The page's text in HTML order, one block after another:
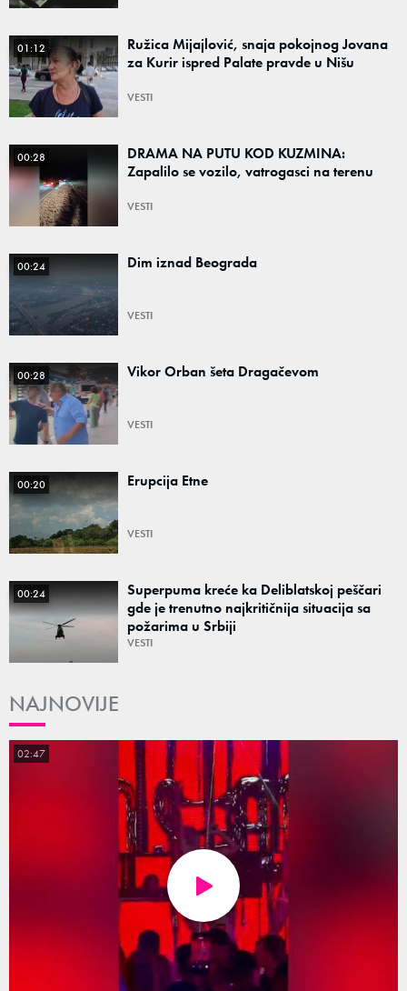
01:12
Ružica Mijajlović, snaja pokojnog Jovana
za Kurir ispred Palate pravde u Nišu
VESTI
00:28
DRAMA NA PUTU KOD KUZMINA:
Zapalilo se vozilo, vatrogasci na terenu
VESTI
00:24 Dim iznad Beograda
VESTI
00:28 Vikor Orban šeta Dragačevom
VESTI
00:20 Erupcija Etne
VESTI
00:24
Superpuma kreće ka Deliblatskoj peščari
gde je trenutno najkritičnija situacija sa
požarima u Srbiji
VESTI
NAJNOVIJE
02:47